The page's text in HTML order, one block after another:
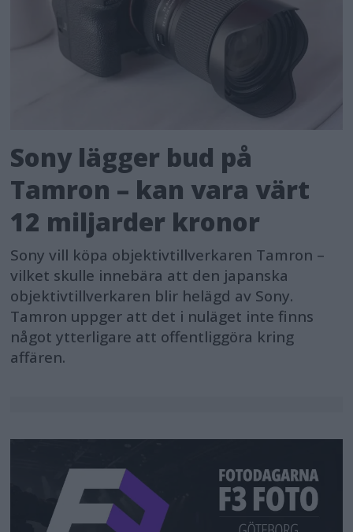
Sony lägger bud på
Tamron – kan vara värt
12 miljarder kronor
Sony vill köpa objektivtillverkaren Tamron –
vilket skulle innebära att den japanska
objektivtillverkaren blir helägd av Sony.
Tamron uppger att det i nuläget inte finns
något ytterligare att offentliggöra kring
affären.